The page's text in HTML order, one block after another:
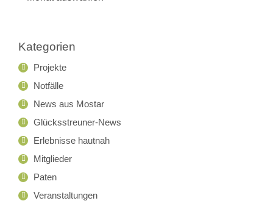
Kategorien
Projekte
Notfälle
News aus Mostar
Glücksstreuner-News
Erlebnisse hautnah
Mitglieder
Paten
Veranstaltungen